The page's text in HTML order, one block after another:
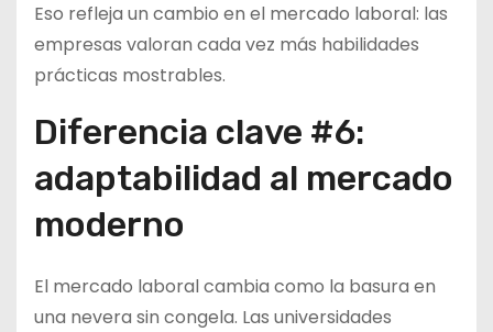
Eso refleja un cambio en el mercado laboral: las
empresas valoran cada vez más habilidades
prácticas mostrables.
Diferencia clave #6:
adaptabilidad al mercado
moderno
El mercado laboral cambia como la basura en
una nevera sin congela. Las universidades